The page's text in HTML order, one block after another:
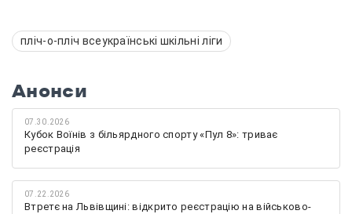
пліч-о-пліч всеукраїнські шкільні ліги
Анонси
07.30.2026
Кубок Воїнів з більярдного спорту «Пул 8»: триває
реєстрація
07.22.2026
Втретє на Львівщині: відкрито реєстрацію на військово-